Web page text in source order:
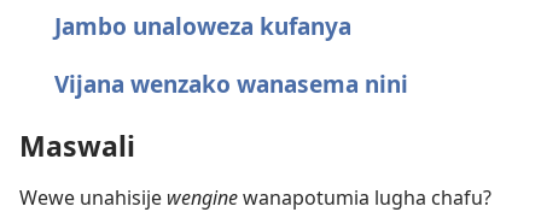
Jambo unaloweza kufanya
Vijana wenzako wanasema nini
Maswali
Wewe unahisije wenginewanapotumia lugha chafu?